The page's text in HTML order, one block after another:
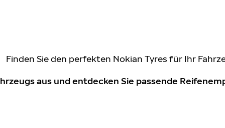
Finden Sie den perfekten Nokian Tyres für Ihr
aus und entdecken Sie passende